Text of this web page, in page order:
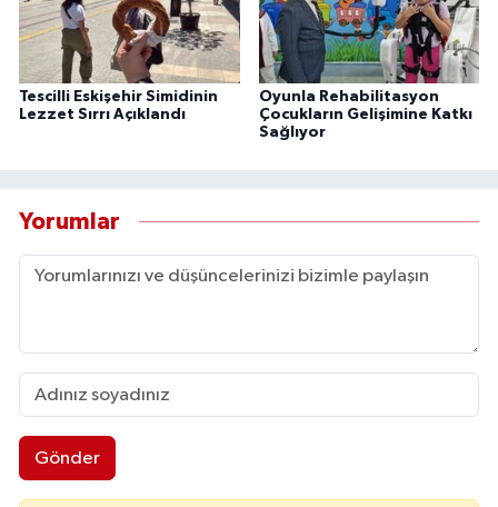
Tescilli Eskişehir Simidinin
Lezzet Sırrı Açıklandı
Oyunla Rehabilitasyon
Çocukların Gelişimine Katkı
Sağlıyor
Yorumlar
Gönder